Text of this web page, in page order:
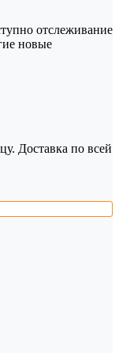
отслеживание
новые
Доставка по всей